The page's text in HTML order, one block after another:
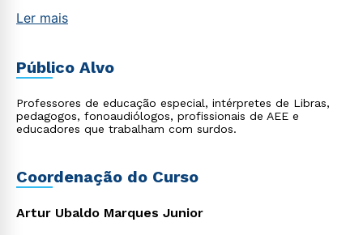
Ler mais
Público Alvo
Professores de educação especial, intérpretes de Libras,
pedagogos, fonoaudiólogos, profissionais de AEE e
educadores que trabalham com surdos.
Coordenação do Curso
Artur Ubaldo Marques Junior